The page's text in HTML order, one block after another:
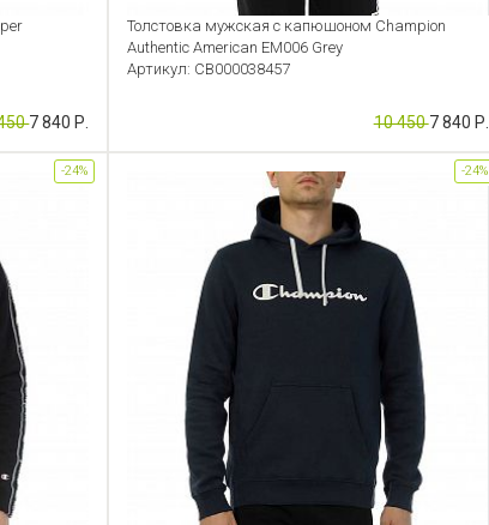
7 840 Р.
Толстовка мужская с капюшоном Champion
Authentic American EM006 Grey
Артикул: CB000038457
10 4507 840 Р.
-24% -24%